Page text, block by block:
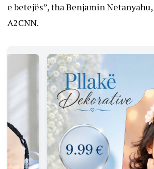
e betejës”, tha Benjamin
A2CNN.